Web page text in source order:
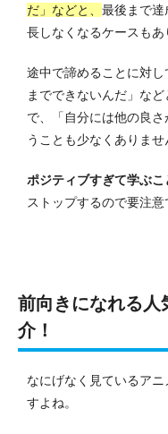
だ」などと、 最後まで達
長しなくなるケースもあ
途中で諦めることに対
までできないんだ」な
で、「自分には他の良
うことも少なくありませ
ポジティブすぎて学ぶこ
ストップするので要注意
前向きになれる人
介！
なにげなく見ているア
すよね。